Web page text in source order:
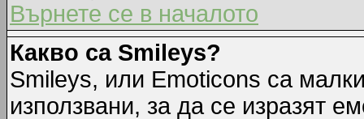
Върнете се в началото
Какво са Smileys?
Smileys, или Emoticons са
използвани, за да се изразят